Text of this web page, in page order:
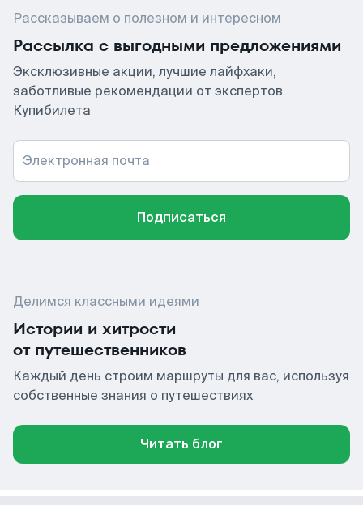
Рассказываем о полезном и интересном
Рассылка с выгодными предложениями
Эксклюзивные акции, лучшие лайфхаки,
заботливые рекомендации от экспертов
Купибилета
Электронная почта
Подписаться
Делимся классными идеями
Истории и хитрости
от путешественников
Каждый день строим маршруты для вас, используя
собственные знания о путешествиях
Читать блог